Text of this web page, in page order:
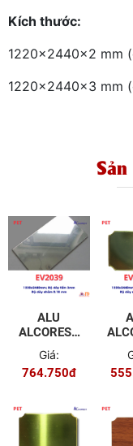
Kích thước:
1220x2440x2 mm
1220x2440x3 mm
ALU
ALCOREST
TRONG
NHÀ PET
EV2039
TRẮNG
Giá:
764.750đ